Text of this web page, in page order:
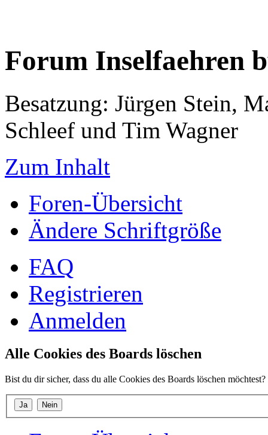
Forum Inselfaehren
Besatzung: Jürgen Stein,
Schleef und Tim Wagner
Zum Inhalt
Foren-Übersicht
Ändere Schriftgröße
FAQ
Registrieren
Anmelden
Alle Cookies des Boards löschen
Bist du dir sicher, dass du alle Cookies des Boards löschen möchtest?